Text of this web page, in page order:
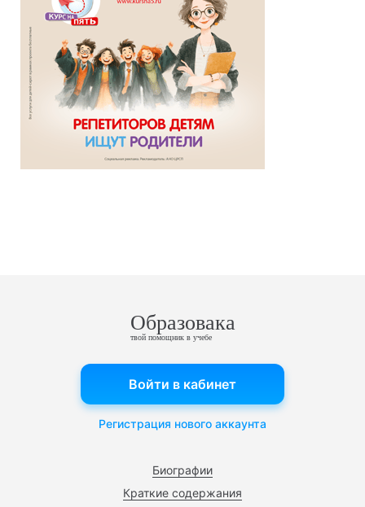
Образовака
твой помощник в учебе
Биографии
Краткие содержания
Войти в кабинет
Регистрация нового аккаунта